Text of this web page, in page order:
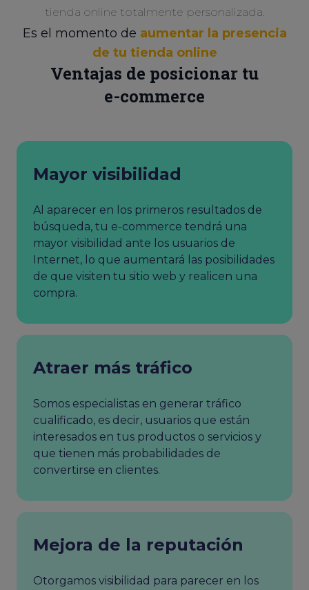
tienda online totalmente personalizada.
Es el momento de aumentar la presencia
de tu tienda online
Ventajas de posicionar tu
e-commerce
Mayor visibilidad
Al aparecer en los primeros resultados de
búsqueda, tu e-commerce tendrá una
mayor visibilidad ante los usuarios de
Internet, lo que aumentará las posibilidades
de que visiten tu sitio web y realicen una
compra.
Atraer más tráfico
Somos especialistas en generar tráfico
cualificado, es decir, usuarios que están
interesados en tus productos o servicios y
que tienen más probabilidades de
convertirse en clientes.
Mejora de la reputación
Otorgamos visibilidad para parecer en los